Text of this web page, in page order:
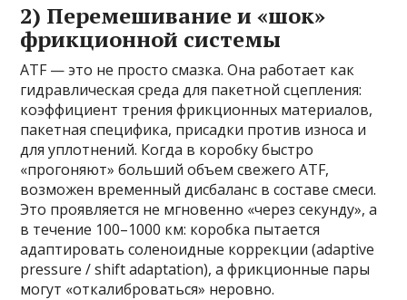
2) Перемешивание и «шок»
фрикционной системы
ATF — это не просто смазка. Она работает как
гидравлическая среда для пакетной сцепления:
коэффициент трения фрикционных материалов,
пакетная специфика, присадки против износа и
для уплотнений. Когда в коробку быстро
«прогоняют» больший объем свежего ATF,
возможен временный дисбаланс в составе смеси.
Это проявляется не мгновенно «через секунду», а
в течение 100–1000 км: коробка пытается
адаптировать соленоидные коррекции (adaptive
pressure / shift adaptation), а фрикционные пары
могут «откалиброваться» неровно.